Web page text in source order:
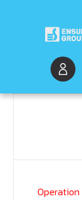
Operation